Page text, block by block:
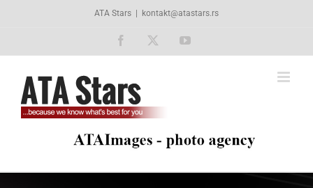
ATA Stars kontakt@atastars.rs
Facebook YouTube